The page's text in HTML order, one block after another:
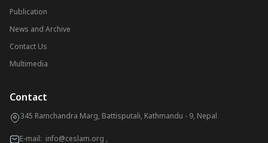
Publication
News and Archive
Contact Us
Multimedia
Contact
345 Ramchandra Marg, Battisputali, Kathmandu - 9, Nepal
E-mail: info@ceslam.org ,